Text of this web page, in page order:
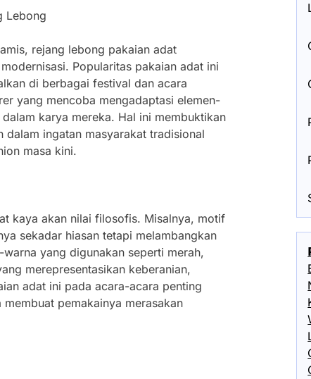
Lebong
rejang lebong pakaian adat
Popularitas pakaian adat ini
di berbagai festival dan acara
yang mencoba mengadaptasi elemen-
karya mereka. Hal ini membuktikan
ingatan masyarakat tradisional
masa kini.
kaya akan nilai filosofis. Misalnya, motif
sekadar hiasan tetapi melambangkan
yang digunakan seperti merah,
merepresentasikan keberanian,
adat ini pada acara-acara penting
pemakainya merasakan